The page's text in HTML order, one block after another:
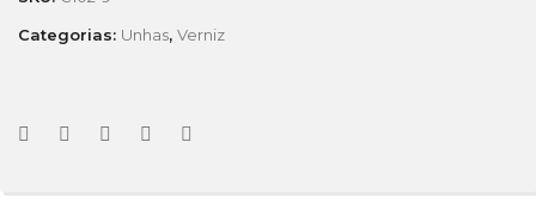
Categorias: Unhas, Verniz